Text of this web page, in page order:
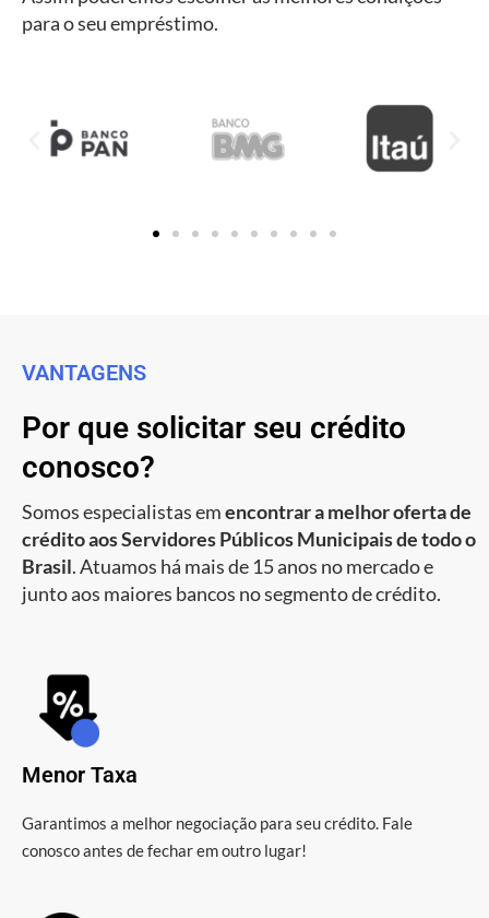
para o seu empréstimo.
VANTAGENS
Por que solicitar seu crédito
conosco?
Somos especialistas emencontrar a melhor oferta de
crédito aos Servidores Públicos Municipais de todo o
Brasil. Atuamos há mais de 15 anos no mercado e
junto aos maiores bancos no segmento de crédito.
Menor Taxa
Garantimos a melhor negociação para seu crédito. Fale
conosco antes de fechar em outro lugar!